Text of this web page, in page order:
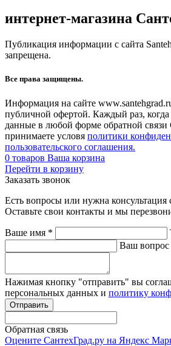
интернет-магазина
Публикация информации с сайта
запрещена.
Все права защищены.
Информация на сайте
публичной офертой. Каждый раз, когда
данные в любой форме обратной связи
принимаете условя политики
пользовательского соглашения.
0 товаров Ваша корзина
Перейти в корзину
Заказать звонок
Есть вопросы или нужна консультация
Оставьте свои контакты и мы
Ваше имя *
Ваш вопрос
Нажимая кнопку "отправить" вы
персональных данных и политику
Обратная связь
Оцените СантехГрад.ру на Яндекс